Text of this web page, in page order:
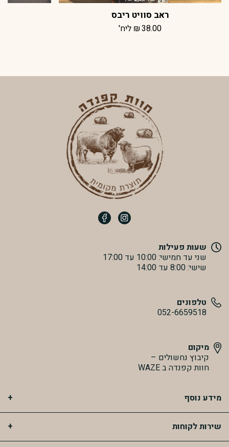
ראב סוויט ריבס
₪38.00 ליח'
שעות פעילות
שני עד חמישי: 10:00 עד 17:00
שישי: 8:00 עד 14:00
טלפונים
052-6659518
מיקום
קיבוץ נחשולים –
חוות קפנדה ב WAZE
מידע נוסף
שירות לקוחות